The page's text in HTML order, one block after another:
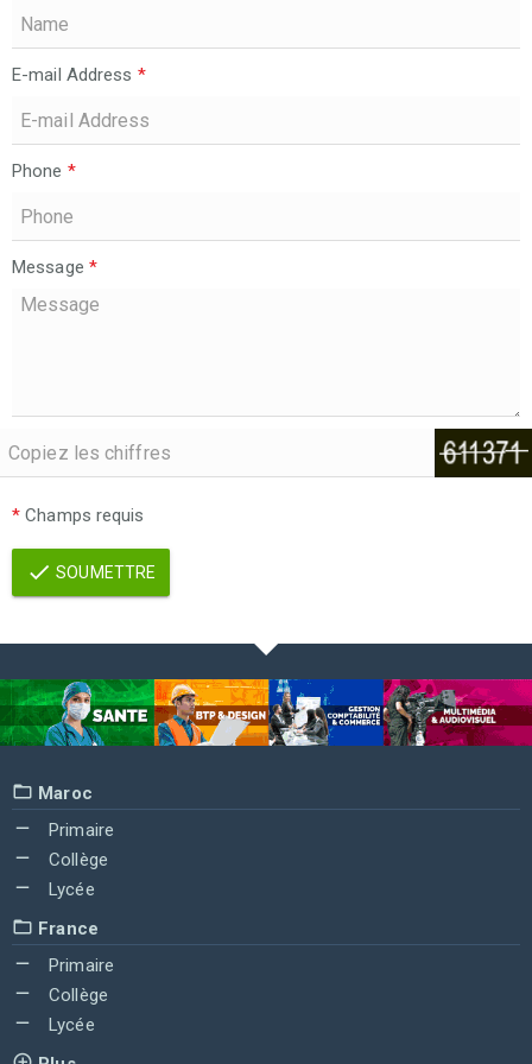
E-mail Address *
Phone *
Message *
* Champs requis
SOUMETTRE
Maroc
Primaire
Collège
Lycée
France
Primaire
Collège
Lycée